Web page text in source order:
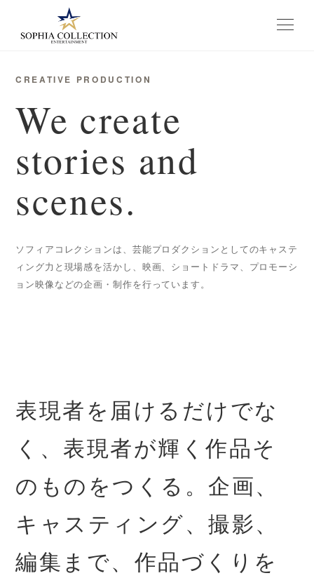
メニュー
CREATIVE PRODUCTION
We create
stories and
scenes.
ソフィアコレクションは、芸能プロダクションとしてのキャステ
ィング力と現場感を活かし、映画、ショートドラマ、プロモーシ
ョン映像などの企画・制作を行っています。
表現者を届けるだけでな
く、表現者が輝く作品そ
のものをつくる。企画、
キャスティング、撮影、
編集まで、作品づくりを